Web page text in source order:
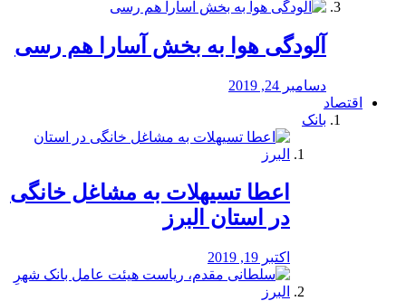
آلودگی هوا به بخش آسارا هم رسی
دسامبر 24, 2019
اقتصاد
بانک
️اعطا تسیهلات به مشاغل خانگی
در استان البرز
اکتبر 19, 2019